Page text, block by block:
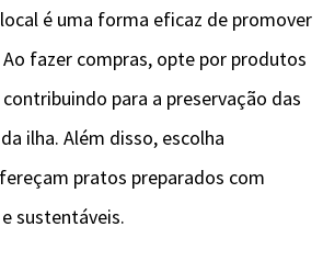
é uma forma eficaz de promover
fazer compras, opte por produtos
para a preservação das
ilha. Além disso, escolha
pratos preparados com
sustentáveis.